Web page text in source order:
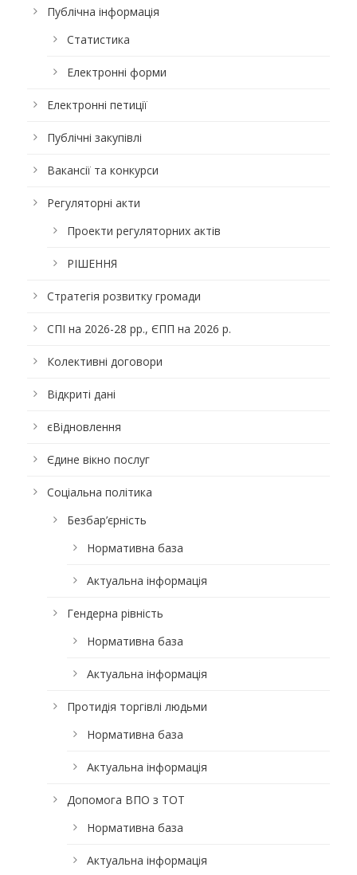
Публічна інформація
Статистика
Електронні форми
Електронні петиції
Публічні закупівлі
Вакансії та конкурси
Регуляторні акти
Проекти регуляторних актів
РІШЕННЯ
Стратегія розвитку громади
СПІ на 2026-28 рр., ЄПП на 2026 р.
Колективні договори
Відкриті дані
єВідновлення
Єдине вікно послуг
Соціальна політика
Безбар’єрність
Нормативна база
Актуальна інформація
Гендерна рівність
Нормативна база
Актуальна інформація
Протидія торгівлі людьми
Нормативна база
Актуальна інформація
Допомога ВПО з ТОТ
Нормативна база
Актуальна інформація